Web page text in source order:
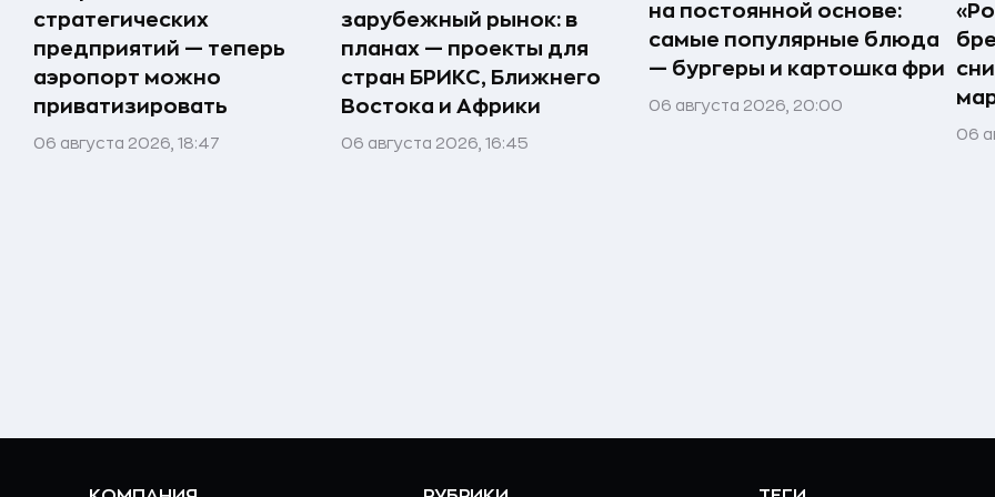
стратегических
предприятий — теперь
аэропорт можно
приватизировать
06 августа 2026, 18:47
зарубежный рынок: в
планах — проекты для
стран БРИКС, Ближнего
Востока и Африки
06 августа 2026, 16:45
на постоянной основе:
самые популярные блюда
— бургеры и картошка фри
06 августа 2026, 20:00
06